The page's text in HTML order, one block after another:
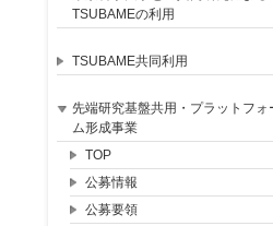
TSUBAMEの利用
TSUBAME共同利用
先端研究基盤共用・プラットフォ
ム形成事業
TOP
公募情報
公募要領